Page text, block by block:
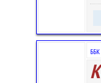
ББК